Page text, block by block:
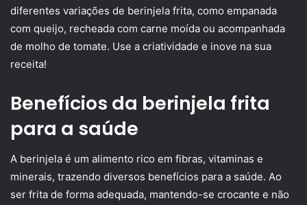
diferentes variações de berinjela frita, como empanada
com queijo, recheada com carne moída ou acompanhada
de molho de tomate. Use a criatividade e inove na sua
receita!
Benefícios da berinjela frita
para a saúde
A berinjela é um alimento rico em fibras, vitaminas e
minerais, trazendo diversos benefícios para a saúde. Ao
ser frita de forma adequada, mantendo-se crocante e não